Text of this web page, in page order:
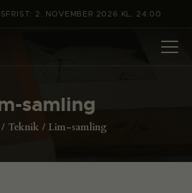
2. NOVEMBER 2026 KL. 24:00
samling
Teknik Lim-samling